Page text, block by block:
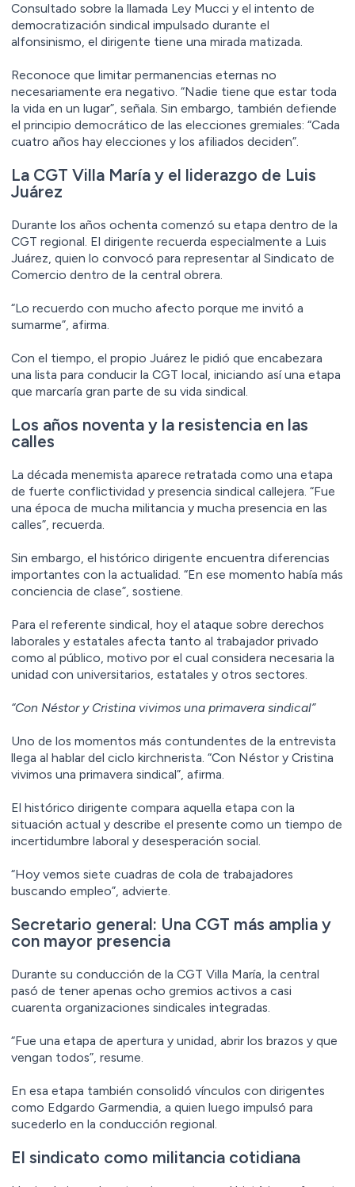
Consultado sobre la llamada Ley Mucci y el intento de
democratización sindical impulsado durante el
alfonsinismo, el dirigente tiene una mirada matizada.
Reconoce que limitar permanencias eternas no
necesariamente era negativo. “Nadie tiene que estar toda
la vida en un lugar”, señala. Sin embargo, también defiende
el principio democrático de las elecciones gremiales: “Cada
cuatro años hay elecciones y los afiliados deciden”.
La CGT Villa María y el liderazgo de Luis
Juárez
Durante los años ochenta comenzó su etapa dentro de la
CGT regional. El dirigente recuerda especialmente a Luis
Juárez, quien lo convocó para representar al Sindicato de
Comercio dentro de la central obrera.
“Lo recuerdo con mucho afecto porque me invitó a
sumarme”, afirma.
Con el tiempo, el propio Juárez le pidió que encabezara
una lista para conducir la CGT local, iniciando así una etapa
que marcaría gran parte de su vida sindical.
Los años noventa y la resistencia en las
calles
La década menemista aparece retratada como una etapa
de fuerte conflictividad y presencia sindical callejera. “Fue
una época de mucha militancia y mucha presencia en las
calles”, recuerda.
Sin embargo, el histórico dirigente encuentra diferencias
importantes con la actualidad. “En ese momento había más
conciencia de clase”, sostiene.
Para el referente sindical, hoy el ataque sobre derechos
laborales y estatales afecta tanto al trabajador privado
como al público, motivo por el cual considera necesaria la
unidad con universitarios, estatales y otros sectores.
“Con Néstor y Cristina vivimos una primavera sindical”
Uno de los momentos más contundentes de la entrevista
llega al hablar del ciclo kirchnerista. “Con Néstor y Cristina
vivimos una primavera sindical”, afirma.
El histórico dirigente compara aquella etapa con la
situación actual y describe el presente como un tiempo de
incertidumbre laboral y desesperación social.
“Hoy vemos siete cuadras de cola de trabajadores
buscando empleo”, advierte.
Secretario general: Una CGT más amplia y
con mayor presencia
Durante su conducción de la CGT Villa María, la central
pasó de tener apenas ocho gremios activos a casi
cuarenta organizaciones sindicales integradas.
“Fue una etapa de apertura y unidad, abrir los brazos y que
vengan todos”, resume.
En esa etapa también consolidó vínculos con dirigentes
como Edgardo Garmendia, a quien luego impulsó para
sucederlo en la conducción regional.
El sindicato como militancia cotidiana